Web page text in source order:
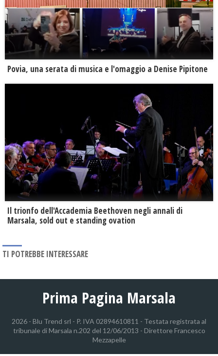
Povia, una serata di musica e l'omaggio a Denise Pipitone
Il trionfo dell'Accademia Beethoven negli annali di
Marsala, sold out e standing ovation
TI POTREBBE INTERESSARE
Prima Pagina Marsala
2026 - Blu Trend srl - P. IVA 02894610811 - Testata registrata al
tribunale di Marsala n.202 del 12/06/2013 - Direttore Francesco
Mezzapelle